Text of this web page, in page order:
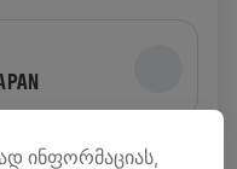
ინფორმაციას,